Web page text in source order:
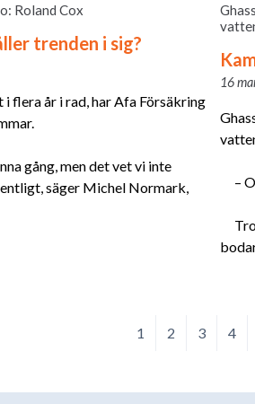
Roland Cox
trenden i sig?
flera år i rad, har Afa Försäkring
gång, men det vet vi inte
säger Michel Normark,
16
–
1 2 3 4